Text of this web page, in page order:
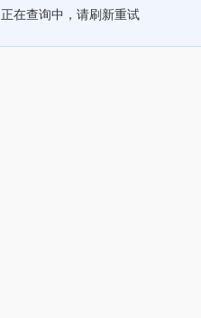
正在查询中，请刷新重试